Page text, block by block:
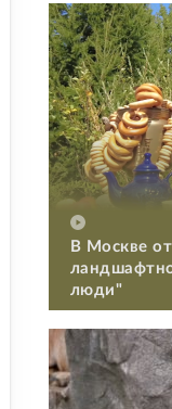
В Москве
люди"